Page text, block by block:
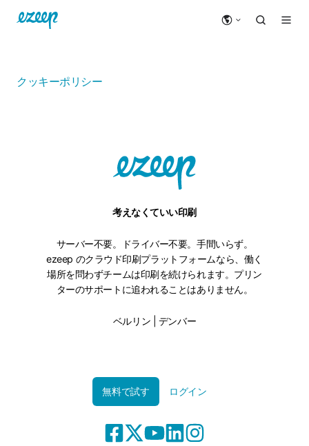
クッキーポリシー
考えなくていい印刷
サーバー不要。ドライバー不要。手間いらず。
ezeep のクラウド印刷プラットフォームなら、働く
場所を問わずチームは印刷を続けられます。プリン
ターのサポートに追われることはありません。
ベルリン | デンバー
無料で試す ログイン